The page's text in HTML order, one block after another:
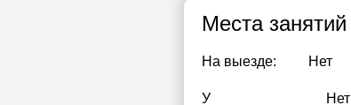
Места занятий
На выезде: Нет
У
Нет